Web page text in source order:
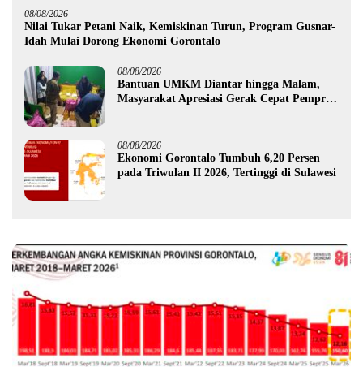
08/08/2026
Nilai Tukar Petani Naik, Kemiskinan Turun, Program Gusnar-
Idah Mulai Dorong Ekonomi Gorontalo
08/08/2026
Bantuan UMKM Diantar hingga Malam,
Masyarakat Apresiasi Gerak Cepat Pemprov
08/08/2026
Ekonomi Gorontalo Tumbuh 6,20 Persen
pada Triwulan II 2026, Tertinggi di Sulawesi